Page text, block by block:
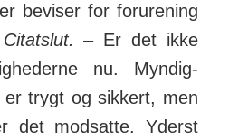
be­viser for for­u­rening
Citat­slut. – Er det ikke
nu. Myn­dig­
er trygt og sikkert, men
det mod­satte. Yderst